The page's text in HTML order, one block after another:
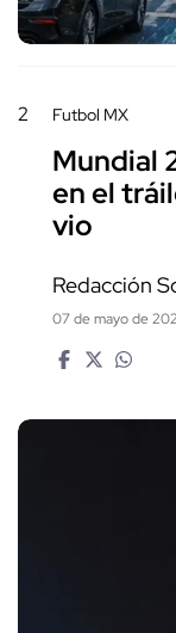
2 Futbol MX
Mundial
en el
vio
Redacción
07 de mayo de